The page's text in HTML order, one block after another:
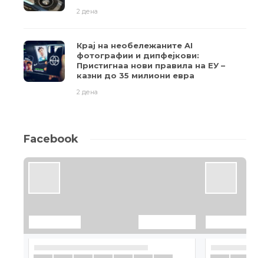
2 дена
Крај на необележаните AI
фотографии и дипфејкови:
Пристигнаа нови правила на ЕУ –
казни до 35 милиони евра
2 дена
Facebook